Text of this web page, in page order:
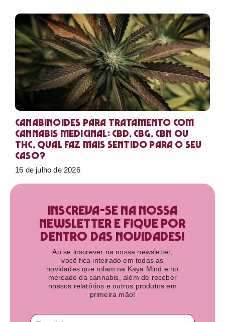
Canabinoides para tratamento com
cannabis medicinal: CBD, CBG, CBN ou
THC, qual faz mais sentido para o seu
caso?
16 de julho de 2026
Inscreva-se na nossa
newsletter e fique por
dentro das novidades!​
Ao se inscrever na nossa newsletter,
você fica inteirado em todas as
novidades que rolam na Kaya Mind e no
mercado da cannabis, além de receber
nossos relatórios e outros produtos em
primeira mão!